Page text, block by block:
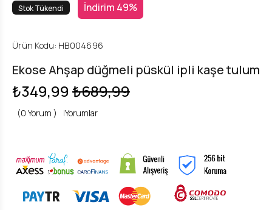
Stok Tükendi İndirim 49%
Ürün Kodu: HB004696
Ekose Ahşap düğmeli püskül ipli kaşe tulum
₺349,99 ₺689,99
(0 Yorum ) |Yorumlar